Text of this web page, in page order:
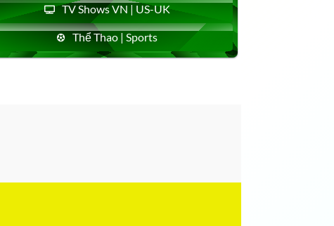
TV Shows VN | US-UK
Thể Thao | Sports